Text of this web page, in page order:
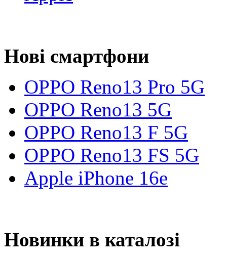
Нові смартфони
OPPO Reno13 Pro 5G
OPPO Reno13 5G
OPPO Reno13 F 5G
OPPO Reno13 FS 5G
Apple iPhone 16e
Новинки в каталозі